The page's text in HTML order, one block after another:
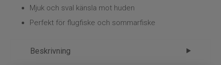
Varumärken
Mjuk och sval känsla mot huden
Perfekt för flugfiske och sommarfiske
Beskrivning